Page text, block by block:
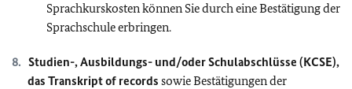
Sprachkurskosten können Sie durch eine Bestätigung der
Sprachschule erbringen.
Studien-, Ausbildungs- und/oder Schulabschlüsse (KCSE),
das Transkript of records sowie Bestätigungen der